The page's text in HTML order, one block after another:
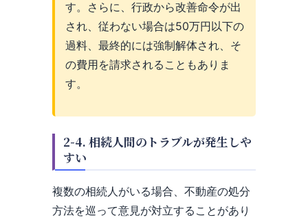
す。さらに、行政から改善命令が出
され、従わない場合は50万円以下の
過料、最終的には強制解体され、そ
の費用を請求されることもありま
す。
2-4. 相続人間のトラブルが発生しや
すい
複数の相続人がいる場合、不動産の処分
方法を巡って意見が対立することがあり